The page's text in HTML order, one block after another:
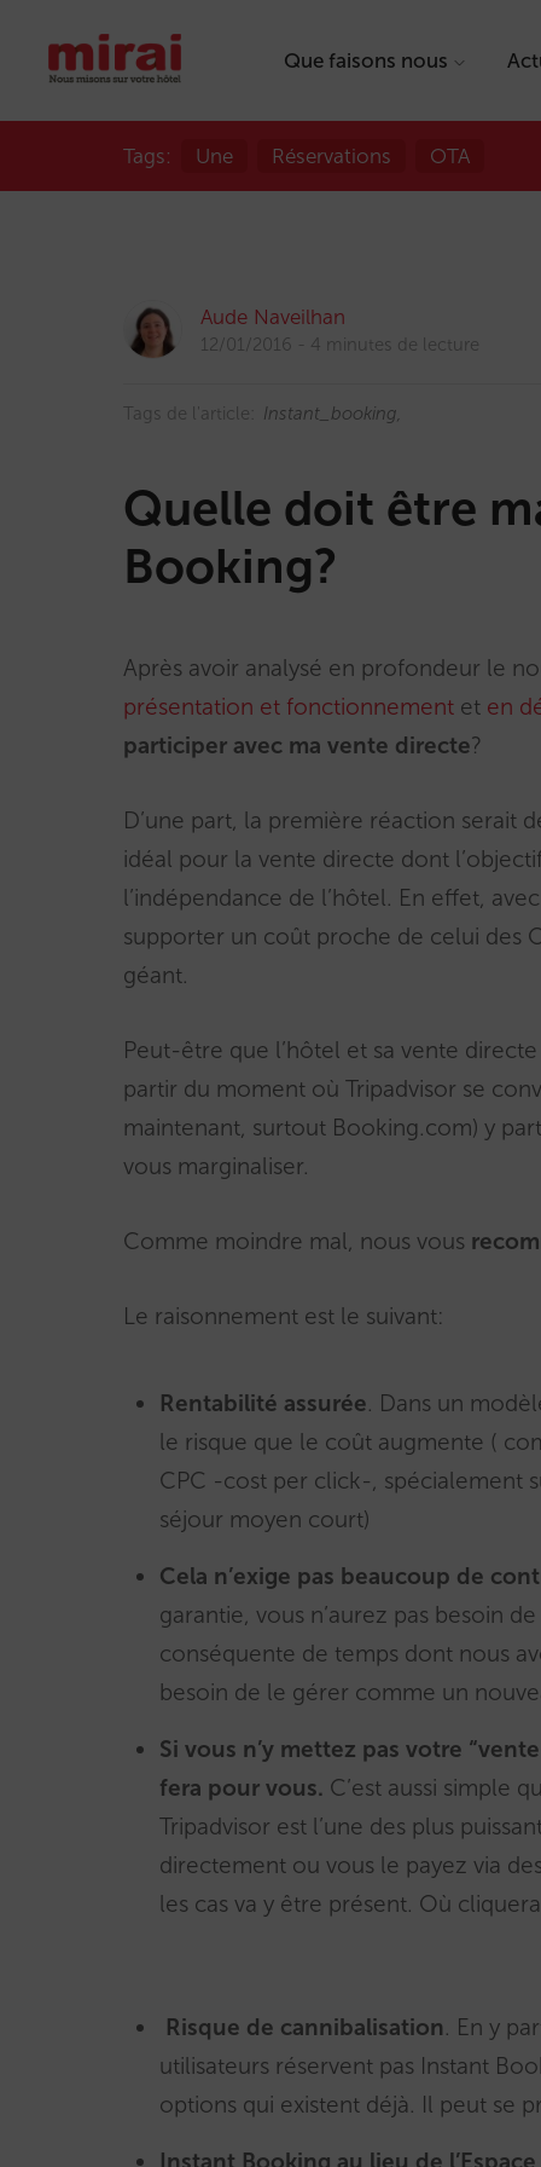
Que faisons nous
Tags: Une Réservations OTA
Aude Naveilhan
12/01/2016 4 minutes de lecture
Tags de l'article: Instant_booking
Quelle doit être
Booking?
Après avoir analysé en profondeur le
présentation et fonctionnement et en
participer avec ma vente directe?
D’une part, la première réaction serait
idéal pour la vente directe dont
l’indépendance de l’hôtel. En effet,
supporter un coût proche de celui des
géant.
Peut-être que l’hôtel et sa vente
partir du moment où Tripadvisor se
maintenant, surtout Booking.com) y
vous marginaliser.
Comme moindre mal, nous vous
Le raisonnement est le suivant:
Rentabilité assurée. Dans un
le risque que le coût augmente (
CPC -cost per click-, spécialement
séjour moyen court)
Cela n’exige pas beaucoup de
garantie, vous n’aurez pas besoin
conséquente de temps dont nous
besoin de le gérer comme un
Si vous n’y mettez pas votre
fera pour vous. C’est aussi simple
Tripadvisor est l’une des plus
directement ou vous le payez via
les cas va y être présent. Où
Risque de cannibalisation. En y
utilisateurs réservent pas Instant
options qui existent déjà. Il peut se